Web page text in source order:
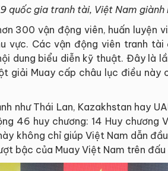
quốc gia tranh tài, Việt Nam giành
300 vận động viên, huấn luyện
vực. Các vận động viên tranh
dung biểu diễn kỹ thuật. Đây là
giải Muay cấp châu lục điều này
như Thái Lan, Kazakhstan hay
46 huy chương: 14 Huy chương
không chỉ giúp Việt Nam dẫn
bậc của Muay Việt Nam trên